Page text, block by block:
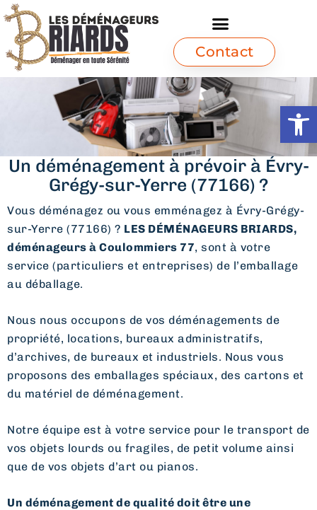
Ouvrir
Contact
Un déménagement à prévoir à Évry-
Grégy-sur-Yerre (77166) ?
Vous déménagez ou vous emménagez à Évry-Grégy-
sur-Yerre (77166) ? LES DÉMÉNAGEURS BRIARDS,
déménageurs à Coulommiers 77, sont à votre
service (particuliers et entreprises) de l’emballage
au déballage.
Nous nous occupons de vos déménagements de
propriété, locations, bureaux administratifs,
d’archives, de bureaux et industriels. Nous vous
proposons des emballages spéciaux, des cartons et
du matériel de déménagement.
Notre équipe est à votre service pour le transport de
vos objets lourds ou fragiles, de petit volume ainsi
que de vos objets d’art ou pianos.
Un déménagement de qualité doit être une